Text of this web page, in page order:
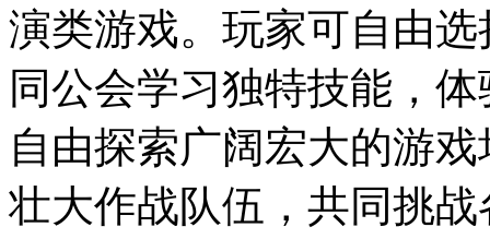
演类游戏。玩家可自由
同公会学习独特技能，
自由探索广阔宏大的游
壮大作战队伍，共同挑